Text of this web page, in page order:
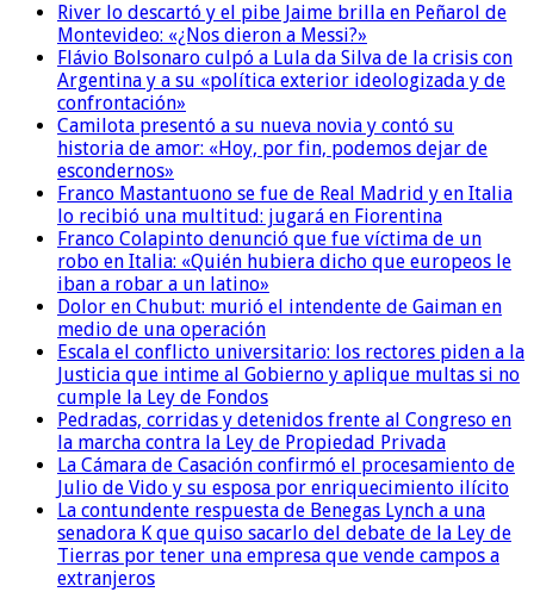
River lo descartó y el pibe Jaime brilla en Peñarol de
Montevideo: «¿Nos dieron a Messi?»
Flávio Bolsonaro culpó a Lula da Silva de la crisis con
Argentina y a su «política exterior ideologizada y de
confrontación»
Camilota presentó a su nueva novia y contó su
historia de amor: «Hoy, por fin, podemos dejar de
escondernos»
Franco Mastantuono se fue de Real Madrid y en Italia
lo recibió una multitud: jugará en Fiorentina
Franco Colapinto denunció que fue víctima de un
robo en Italia: «Quién hubiera dicho que europeos le
iban a robar a un latino»
Dolor en Chubut: murió el intendente de Gaiman en
medio de una operación
Escala el conflicto universitario: los rectores piden a la
Justicia que intime al Gobierno y aplique multas si no
cumple la Ley de Fondos
Pedradas, corridas y detenidos frente al Congreso en
la marcha contra la Ley de Propiedad Privada
La Cámara de Casación confirmó el procesamiento de
Julio de Vido y su esposa por enriquecimiento ilícito
La contundente respuesta de Benegas Lynch a una
senadora K que quiso sacarlo del debate de la Ley de
Tierras por tener una empresa que vende campos a
extranjeros